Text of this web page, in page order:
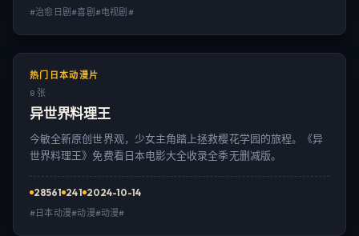
#治愈日剧#喜剧#电视剧#
热门日本动漫片
8 张
异世界料理王
今敏全新原创世界观，少女主角踏上拯救樱花学园的旅程。《异
世界料理王》免费看日本电影大全收录全季无删减版。
28561 241 2024-10-14
#日本动漫#动漫#动漫#